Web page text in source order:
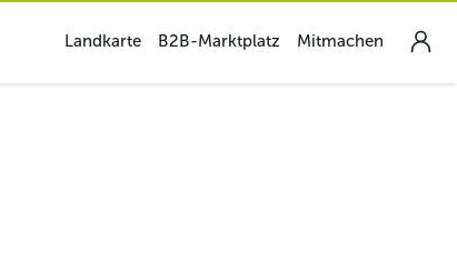
Landkarte B2B-Marktplatz Mitmachen